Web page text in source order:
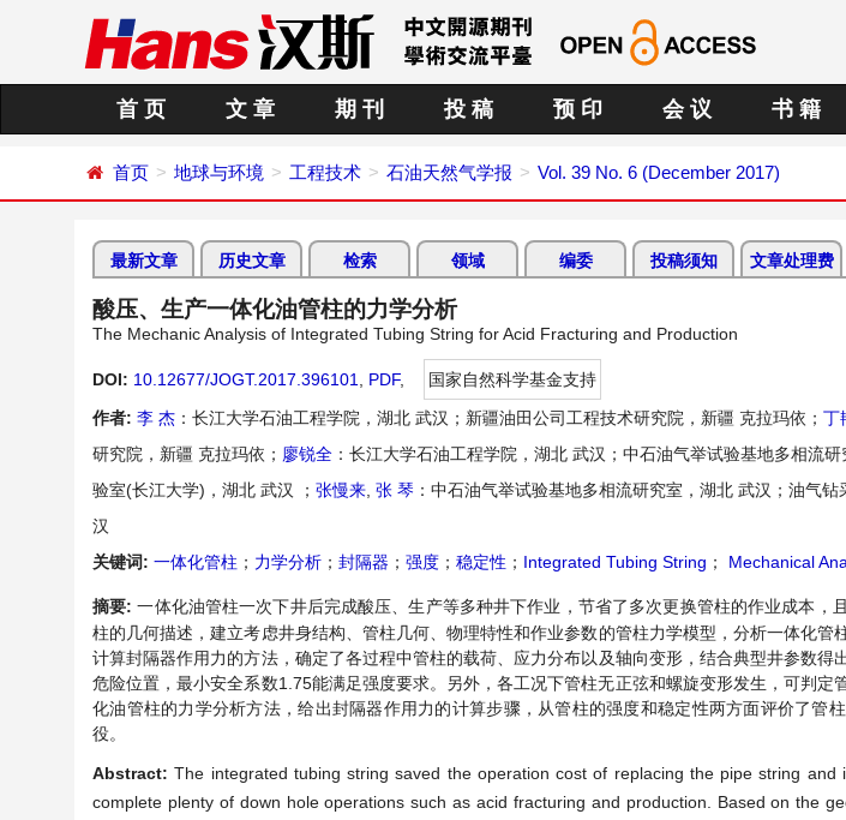
首 页 文 章 期 刊 投 稿 预 印 会 议 书 籍
首页 地球与环境 工程技术 石油天然气学报 Vol. 39 No. 6 (December 2017)
最新文章 历史文章 检索 领域 编委 投稿须知 文章处理费
酸压、生产一体化油管柱的力学分析
The Mechanic Analysis of Integrated Tubing String for Acid Fracturing and Production
DOI: 10.12677/JOGT.2017.396101 PDF,
国家自然科学基金支持
作者: 李 杰 ：长江大学石油工程学院，湖北 武汉；新疆油田公司工程技术研究院，新疆 克拉玛依； 丁
研究院，新疆 克拉玛依； 廖锐全 ：长江大学石油工程学院，湖北 武汉；中石油气举试验基地多相流
验室(长江大学)，湖北 武汉 ； 张慢来 张 琴 ：中石油气举试验基地多相流研究室，湖北 武汉；油气
汉
关键词: 一体化管柱 ； 力学分析 ； 封隔器 ； 强度 ； 稳定性 ； Integrated Tubing String ； Mechanical
摘要:一体化油管柱一次下井后完成酸压、生产等多种井下作业，节省了多次更换管柱的作业成本，
柱的几何描述，建立考虑井身结构、管柱几何、物理特性和作业参数的管柱力学模型，分析一体化管
计算封隔器作用力的方法，确定了各过程中管柱的载荷、应力分布以及轴向变形，结合典型井参数得
危险位置，最小安全系数1.75能满足强度要求。另外，各工况下管柱无正弦和螺旋变形发生，可判定
化油管柱的力学分析方法，给出封隔器作用力的计算步骤，从管柱的强度和稳定性两方面评价了管
役。
Abstract:The integrated tubing string saved the operation cost of replacing the pipe string and
complete plenty of down hole operations such as acid fracturing and production. Based on the